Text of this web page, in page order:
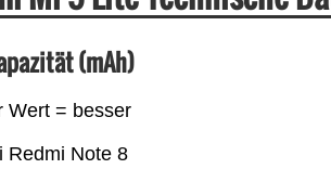
(mAh)
Wert = besser
Redmi Note 8